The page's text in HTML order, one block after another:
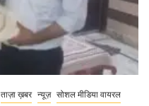
ताज़ा ख़बर न्यूज़ सोशल मीडिया वायरल